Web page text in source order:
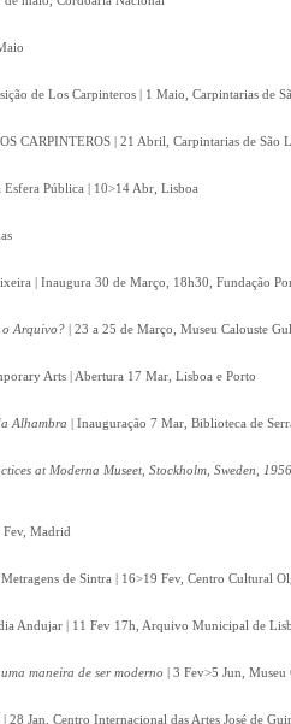
de Los Carpinteros | 1 Maio, Carpintarias de
CARPINTEROS | 21 Abril, Carpintarias de São
Pública | 10>14 Abr, Lisboa
| Inaugura 30 de Março, 18h30, Fundação
o Arquivo? | 23 a 25 de Março, Museu Calouste
Arts | Abertura 17 Mar, Lisboa e Porto
Alhambra | Inauguração 7 Mar, Biblioteca de
at Moderna Museet, Stockholm, Sweden,
Madrid
de Sintra | 16>19 Fev, Centro Cultural
Andujar | 11 Fev 17h, Arquivo Municipal de
maneira de ser moderno | 3 Fev>5 Jun,
28 Jan, Centro Internacional das Artes José de